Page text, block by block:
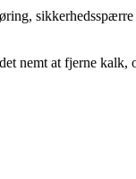
nemt at fjerne